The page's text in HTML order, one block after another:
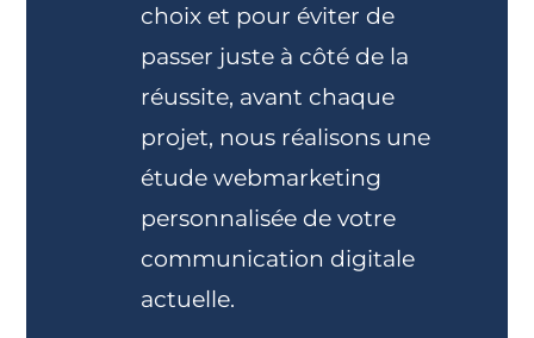
choix et pour éviter de
passer juste à côté de la
réussite, avant chaque
projet, nous réalisons une
étude webmarketing
personnalisée de votre
communication digitale
actuelle.